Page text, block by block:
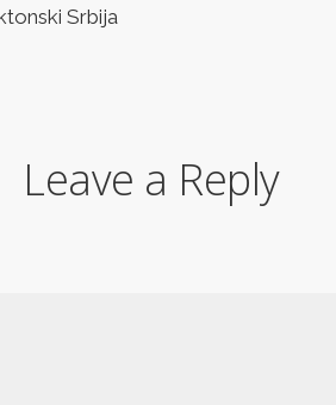
Srbija
Leave a Reply